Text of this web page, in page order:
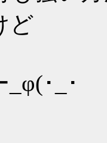
ど
･_･